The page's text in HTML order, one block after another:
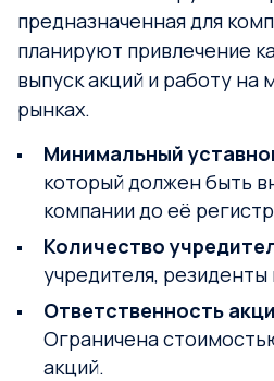
предназначенная для
планируют привлечение
выпуск акций и работу
рынках.
Минимальный
который должен быть
компании до её
Количество
учредителя,
Ответственность
Ограничена
акций.